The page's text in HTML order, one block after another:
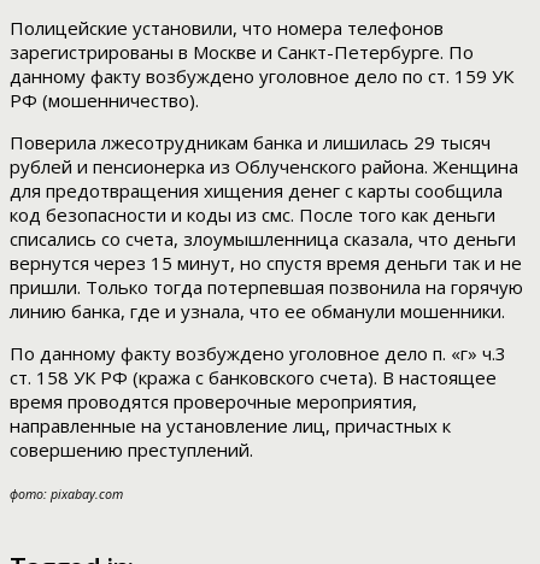
Полицейские установили, что номера телефонов
зарегистрированы в Москве и Санкт-Петербурге. По
данному факту возбуждено уголовное дело по ст. 159 УК
РФ (мошенничество).
Поверила лжесотрудникам банка и лишилась 29 тысяч
рублей и пенсионерка из Облученского района. Женщина
для предотвращения хищения денег с карты сообщила
код безопасности и коды из смс. После того как деньги
списались со счета, злоумышленница сказала, что деньги
вернутся через 15 минут, но спустя время деньги так и не
пришли. Только тогда потерпевшая позвонила на горячую
линию банка, где и узнала, что ее обманули мошенники.
По данному факту возбуждено уголовное дело п. «г» ч.3
ст. 158 УК РФ (кража с банковского счета). В настоящее
время проводятся проверочные мероприятия,
направленные на установление лиц, причастных к
совершению преступлений.
фото: pixabay.com